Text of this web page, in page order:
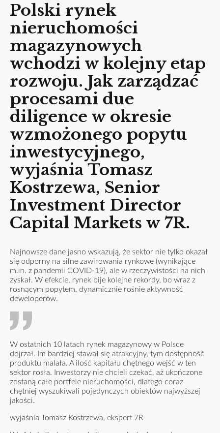
Polski rynek
nieruchomości
magazynowych
wchodzi w kolejny etap
rozwoju. Jak zarządzać
procesami due
diligence w okresie
wzmożonego popytu
inwestycyjnego,
wyjaśnia Tomasz
Kostrzewa, Senior
Investment Director
Capital Markets w 7R.
Najnowsze dane jasno wskazują, że sektor nie tylko okazał
się odporny na silne zawirowania rynkowe (wynikające
m.in. z pandemii COVID-19), ale w rzeczywistości na nich
zyskał. W efekcie, rynek bije kolejne rekordy, bo wraz z
rosnącym popytem, dynamicznie rośnie aktywność
deweloperów.
W ostatnich 10 latach rynek magazynowy w Polsce
dojrzał. Im bardziej stawał się atrakcyjny, tym dostępność
produktu malała. A ilość kapitału chętnego wejść w ten
sektor rosła. Inwestorzy nie chcieli czekać, aż ukończone
zostaną całe portfele nieruchomości, dlatego coraz
chętniej wyszukiwali pojedynczych obiektów najwyższej
jakości.
wyjaśnia Tomasz Kostrzewa, ekspert 7R